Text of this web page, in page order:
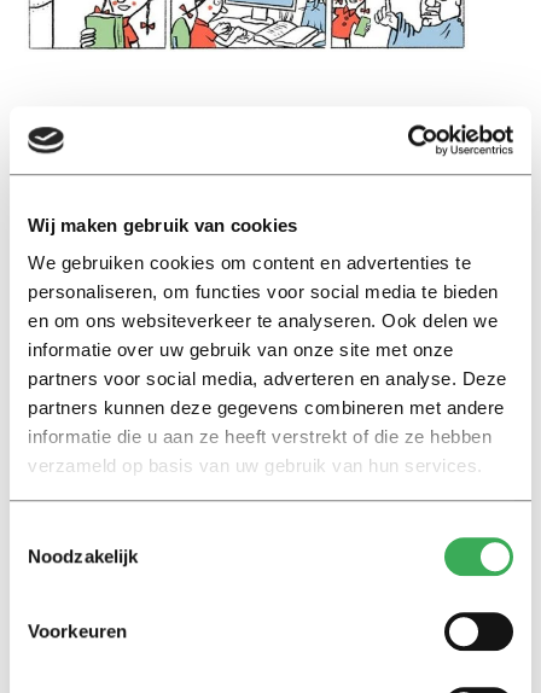
Wij maken gebruik van cookies
We gebruiken cookies om content en advertenties te
personaliseren, om functies voor social media te bieden
en om ons websiteverkeer te analyseren. Ook delen we
informatie over uw gebruik van onze site met onze
partners voor social media, adverteren en analyse. Deze
partners kunnen deze gegevens combineren met andere
informatie die u aan ze heeft verstrekt of die ze hebben
verzameld op basis van uw gebruik van hun services.
Noodzakelijk
Voorkeuren
Interview
Marion Koopmans over online
bedreigingen en desinformatie:
‘Wetenschappers, kom die
ivoren toren uit’
Hunger Game: ‘Ik schrok, we
kregen er een paar miljoen